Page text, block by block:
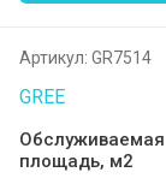
Артикул: GR7514
GREE
Обслуживаемая
площадь, м2